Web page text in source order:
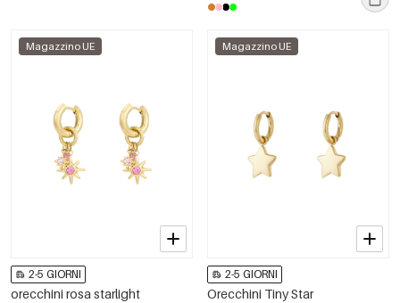
Magazzino UE
2-5 GIORNI
orecchini rosa starlight
Magazzino UE
2-5 GIORNI
Orecchini Tiny Star